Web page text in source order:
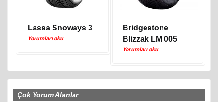
Lassa Snoways 3
Yorumları oku
Bridgestone
Blizzak LM 005
Yorumları oku
Çok Yorum Alanlar